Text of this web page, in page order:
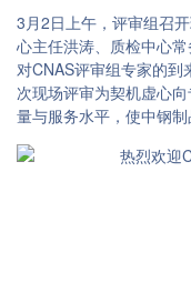
3月2日上午，评审组召
心主任洪涛、质检中心
对CNAS评审组专家的
次现场评审为契机虚心
量与服务水平，使中钢制